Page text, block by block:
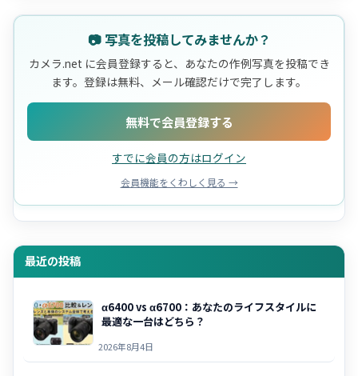
📷 写真を投稿してみませんか？
カメラ.net に会員登録すると、あなたの作例写真を投稿でき
ます。登録は無料、メール確認だけで完了します。
無料で会員登録する
すでに会員の方はログイン
会員機能をくわしく見る →
最近の投稿
α6400 vs α6700：あなたのライフスタイルに
最適な一台はどちら？
2026年8月4日